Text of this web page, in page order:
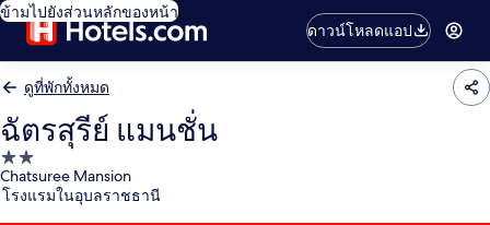
ข้ามไปยังส่วนหลักของหน้า
ดาวน์โหลดแอป
ดูที่พักทั้งหมด
ฉัตรสุรีย์ แมนชั่น
ที่พัก
2.0
Chatsuree Mansion
โรงแรมในอุบลราชธานี